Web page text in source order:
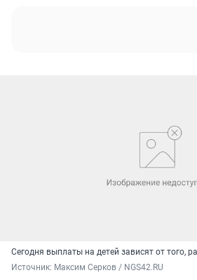
Сегодня выплаты на детей зависят от того,
Источник: Максим Серков / NGS42.RU